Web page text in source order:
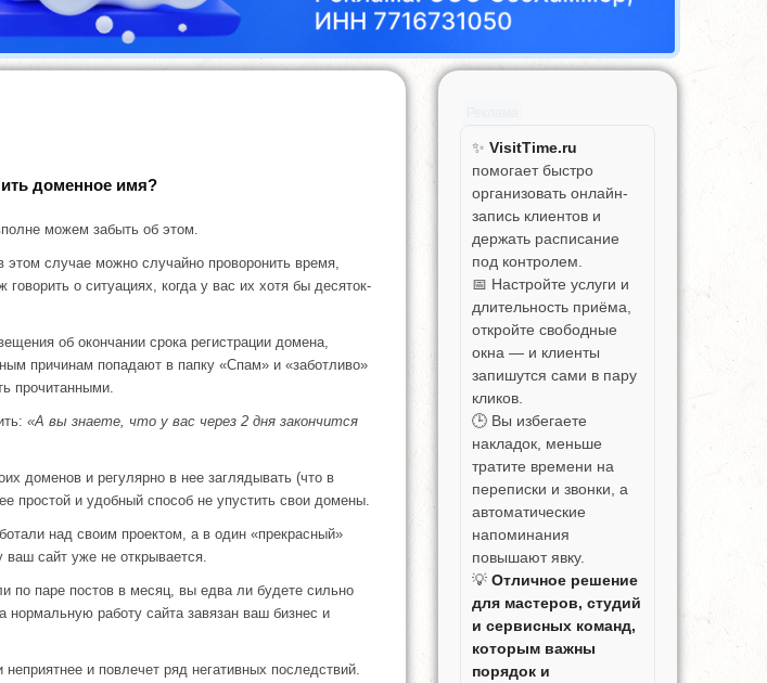
доменное имя?
можем забыть об этом.
случае можно случайно проворонить время,
о ситуациях, когда у вас их хотя бы десяток-
об окончании срока регистрации домена,
причинам попадают в папку «Спам» и «заботливо»
прочитанными.
«А вы знаете, что у вас через 2 дня закончится
доменов и регулярно в нее заглядывать (что в
простой и удобный способ не упустить свои домены.
над своим проектом, а в один «прекрасный»
сайт уже не открывается.
по паре постов в месяц, вы едва ли будете сильно
нормальную работу сайта завязан ваш бизнес и
и повлечет ряд негативных последствий.
✨ VisitTime.ru
помогает быстро
организовать онлайн-
запись клиентов и
держать расписание
под контролем.
📅 Настройте услуги и
длительность приёма,
откройте свободные
окна — и клиенты
запишутся сами в пару
кликов.
🕒 Вы избегаете
накладок, меньше
тратите времени на
переписки и звонки, а
автоматические
напоминания
повышают явку.
💡 Отличное решение
для мастеров, студий
и сервисных команд,
которым важны
порядок и